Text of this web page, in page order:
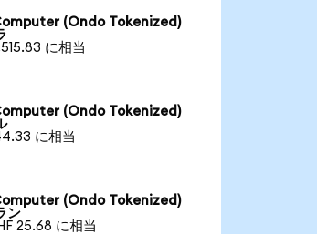
(Ondo Tokenized)
に相当
(Ondo Tokenized)
に相当
(Ondo Tokenized)
ン
25.68 に相当